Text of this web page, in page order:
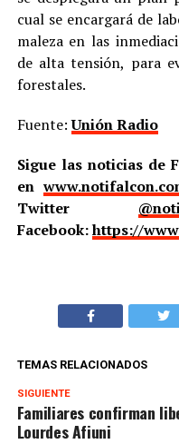
cual se encargará de
maleza en las
de alta tensión, para
forestales.
Fuente:Unión Radio
Sigue las noticias de
en
Twitter
Facebook:https://
TEMAS RELACIONADOS
SIGUIENTE
Familiares confirman
Lourdes Afiuni